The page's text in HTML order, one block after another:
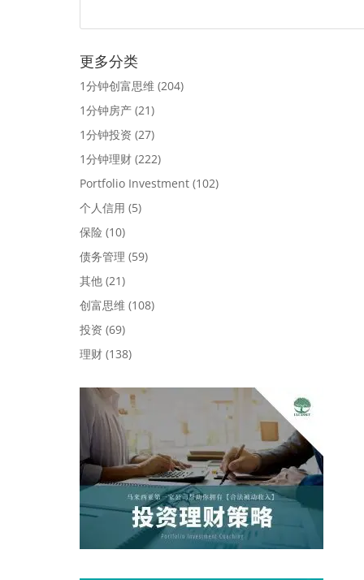
更多分类
1分钟创富思维 (204)
1分钟房产 (21)
1分钟投资 (27)
1分钟理财 (222)
Portfolio Investment (102)
个人信用 (5)
保险 (10)
债务管理 (59)
其他 (21)
创富思维 (108)
投资 (69)
理财 (138)